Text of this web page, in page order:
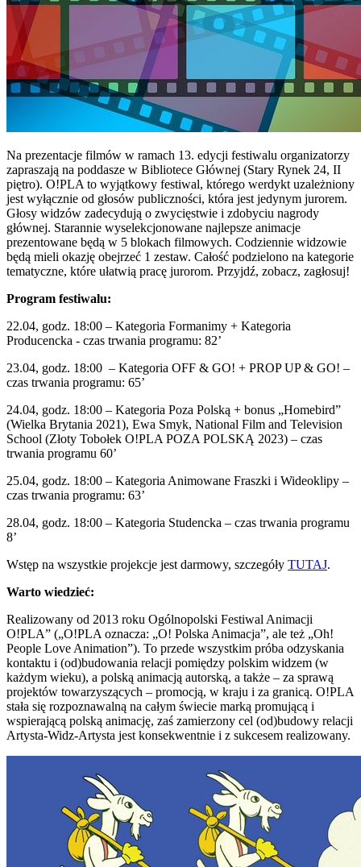
Na prezentacje filmów w ramach 13. edycji festiwalu organizatorzy
zapraszają na poddasze w Bibliotece Głównej (Stary Rynek 24, II
piętro). O!PLA to wyjątkowy festiwal, którego werdykt uzależniony
jest wyłącznie od głosów publiczności, która jest jedynym jurorem.
Głosy widzów zadecydują o zwycięstwie i zdobyciu nagrody
głównej. Starannie wyselekcjonowane najlepsze animacje
prezentowane będą w 5 blokach filmowych. Codziennie widzowie
będą mieli okazję obejrzeć 1 zestaw. Całość podzielono na kategorie
tematyczne, które ułatwią pracę jurorom. Przyjdź, zobacz, zagłosuj!
Program festiwalu:
22.04, godz. 18:00 – Kategoria Formanimy + Kategoria
Producencka - czas trwania programu: 82’
23.04, godz. 18:00 – Kategoria OFF & GO! + PROP UP & GO! –
czas trwania programu: 65’
24.04, godz. 18:00 – Kategoria Poza Polską + bonus „Homebird”
(Wielka Brytania 2021), Ewa Smyk, National Film and Television
School (Złoty Tobołek O!PLA POZA POLSKĄ 2023) – czas
trwania programu 60’
25.04, godz. 18:00 – Kategoria Animowane Fraszki i Wideoklipy –
czas trwania programu: 63’
28.04, godz. 18:00 – Kategoria Studencka – czas trwania programu
8’
Wstęp na wszystkie projekcje jest darmowy, szczegóły TUTAJ.
Warto wiedzieć:
Realizowany od 2013 roku Ogólnopolski Festiwal Animacji
O!PLA” („O!PLA oznacza: „O! Polska Animacja”, ale też „Oh!
People Love Animation”). To przede wszystkim próba odzyskania
kontaktu i (od)budowania relacji pomiędzy polskim widzem (w
każdym wieku), a polską animacją autorską, a także – za sprawą
projektów towarzyszących – promocją, w kraju i za granicą. O!PLA
stała się rozpoznawalną na całym świecie marką promującą i
wspierającą polską animację, zaś zamierzony cel (od)budowy relacji
Artysta-Widz-Artysta jest konsekwentnie i z sukcesem realizowany.